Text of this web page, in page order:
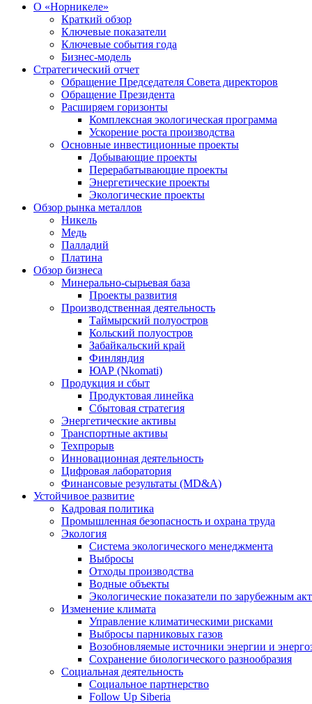
О «Норникеле»
Краткий обзор
Ключевые показатели
Ключевые события года
Бизнес-модель
Стратегический отчет
Обращение Председателя Совета директоров
Обращение Президента
Расширяем горизонты
Комплексная экологическая программа
Ускорение роста производства
Основные инвестиционные проекты
Добывающие проекты
Перерабатывающие проекты
Энергетические проекты
Экологические проекты
Обзор рынка металлов
Никель
Медь
Палладий
Платина
Обзор бизнеса
Минерально-сырьевая база
Проекты развития
Производственная деятельность
Таймырский полуостров
Кольский полуостров
Забайкальский край
Финляндия
ЮАР (Nkomati)
Продукция и сбыт
Продуктовая линейка
Сбытовая стратегия
Энергетические активы
Транспортные активы
Техпрорыв
Инновационная деятельность
Цифровая лаборатория
Финансовые результаты (MD&A)
Устойчивое развитие
Кадровая политика
Промышленная безопасность и охрана труда
Экология
Система экологического менеджмента
Выбросы
Отходы производства
Водные объекты
Экологические показатели по зарубежным
Изменение климата
Управление климатическими рисками
Выбросы парниковых газов
Возобновляемые источники энергии и
Сохранение биологического разнообразия
Социальная деятельность
Социальное партнерство
Follow Up Siberia